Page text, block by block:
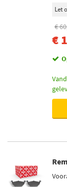
Let
€
€